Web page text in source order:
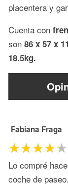
placentera y
Cuenta con
son 86 x 57 x
18.5kg.
Fabiana Fraga
Lo compré
coche de